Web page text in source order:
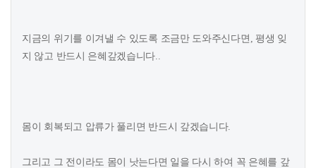
지금의 위기를 이겨낼 수 있도록 조금만 도와주신다면, 평생 잊
지 않고 반드시 은혜갚겠습니다..
몸이 회복되고 압류가 풀리면 반드시 갚겠습니다.
그리고 그 전이라도 몸이 낫는다면 일을 다시 하여 꼭 은혜를 갚